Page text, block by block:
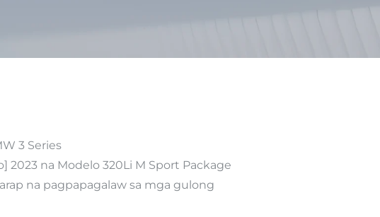
3 Series
2023 na Modelo 320Li M Sport Package
na pagpapagalaw sa mga gulong